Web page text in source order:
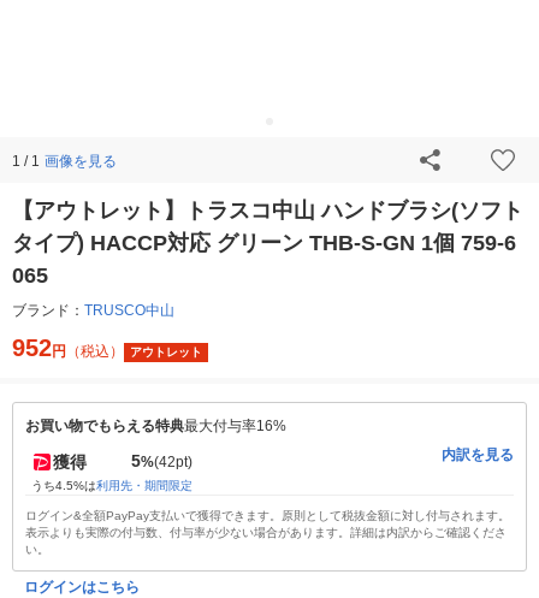
1 / 1 画像を見る
【アウトレット】トラスコ中山 ハンドブラシ(ソフト
タイプ) HACCP対応 グリーン THB-S-GN 1個 759-6
065
ブランド： TRUSCO中山
952円 （税込） アウトレット
お買い物でもらえる特典最大付与率16%
獲得 5%(42pt)
うち4.5%は利用先・期間限定
内訳を見る
ログイン&全額PayPay支払いで獲得できます。原則として税抜金額に対し付与されます。
表示よりも実際の付与数、付与率が少ない場合があります。詳細は内訳からご確認くださ
い。
ログインはこちら